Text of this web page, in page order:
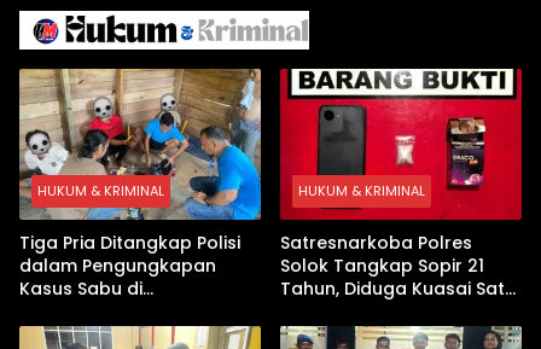
Pembekalan Latihan Soal
Tanpa Internet
HUKUM & KRIMINAL
Tiga Pria Ditangkap Polisi
dalam Pengungkapan
Kasus Sabu di
Digital hingga Bong Disita
HUKUM & KRIMINAL
Satresnarkoba Polres
Solok Tangkap Sopir 21
Tahun, Diduga Kuasai Satu